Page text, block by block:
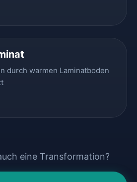
durch warmen Laminatboden
eine Transformation?